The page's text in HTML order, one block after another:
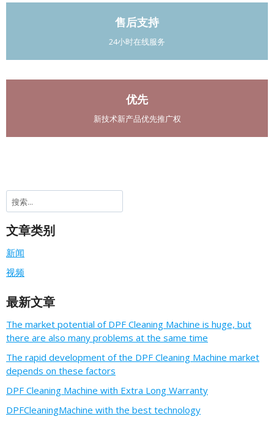
售后支持
24小时在线服务
优先
新技术新产品优先推广权
搜
索
文章类别
新闻
视频
最新文章
The market potential of DPF Cleaning Machine is huge, but
there are also many problems at the same time
The rapid development of the DPF Cleaning Machine market
depends on these factors
DPF Cleaning Machine with Extra Long Warranty
DPFCleaningMachine with the best technology